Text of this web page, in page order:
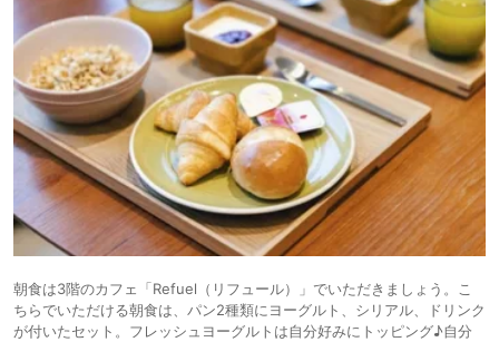
朝食は3階のカフェ「Refuel（リフュール）」でいただきましょう。こ
ちらでいただける朝食は、パン2種類にヨーグルト、シリアル、ドリンク
が付いたセット。フレッシュヨーグルトは自分好みにトッピング♪自分